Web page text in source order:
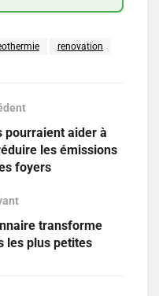
renovation
pourraient aider à
les émissions
foyers
transforme
les plus petites